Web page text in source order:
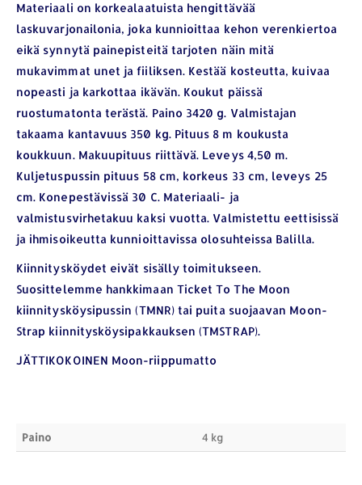
Materiaali on korkealaatuista hengittävää
laskuvarjonailonia, joka kunnioittaa kehon verenkiertoa
eikä synnytä painepisteitä tarjoten näin mitä
mukavimmat unet ja fiiliksen. Kestää kosteutta, kuivaa
nopeasti ja karkottaa ikävän. Koukut päissä
ruostumatonta terästä. Paino 3420 g. Valmistajan
takaama kantavuus 350 kg. Pituus 8 m koukusta
koukkuun. Makuupituus riittävä. Leveys 4,50 m.
Kuljetuspussin pituus 58 cm, korkeus 33 cm, leveys 25
cm. Konepestävissä 30 C. Materiaali- ja
valmistusvirhetakuu kaksi vuotta. Valmistettu eettisissä
ja ihmisoikeutta kunnioittavissa olosuhteissa Balilla.
Kiinnitysköydet eivät sisälly toimitukseen.
Suosittelemme hankkimaan Ticket To The Moon
kiinnitysköysipussin (TMNR) tai puita suojaavan Moon-
Strap kiinnitysköysipakkauksen (TMSTRAP).
JÄTTIKOKOINEN Moon-riippumatto
Paino 4 kg
YHTEYSTIEDOT
Osoite: Hikivuorenkatu 14 C 20, 33710 Tampere
Puhelin: 040-7549431
Sähköposti: royal.yrityslahjat@gmail.com
ETSI TUOTTEITA